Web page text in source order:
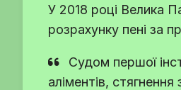
У 2018 році Велика
розрахунку пені за
Судом першої
аліментів,